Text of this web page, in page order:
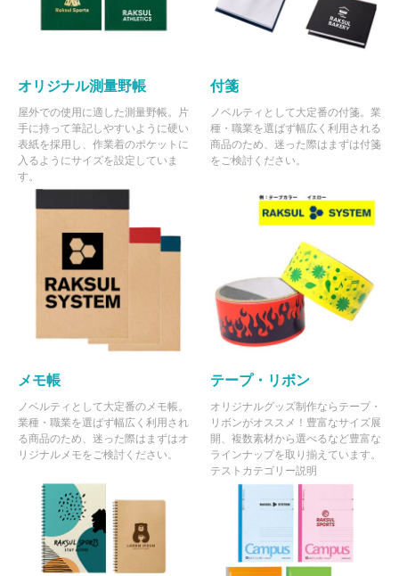
オリジナル測量野帳
屋外での使用に適した測量野帳。片
手に持って筆記しやすいように硬い
表紙を採用し、作業着のポケットに
入るようにサイズを設定していま
す。
付箋
ノベルティとして大定番の付箋。業
種・職業を選ばず幅広く利用される
商品のため、迷った際はまずは付箋
をご検討ください。
メモ帳
ノベルティとして大定番のメモ帳。
業種・職業を選ばず幅広く利用され
る商品のため、迷った際はまずはオ
リジナルメモをご検討ください。
テープ・リボン
オリジナルグッズ制作ならテープ・
リボンがオススメ！豊富なサイズ展
開、複数素材から選べるなど豊富な
ラインナップを取り揃えています。
テストカテゴリー説明